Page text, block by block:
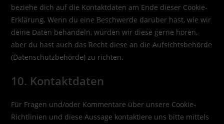
beziehe dich auf die Kontaktdaten am Ende dieser Cookie-
Erklärung. Wenn du eine Beschwerde darüber hast, wie wir
deine Daten behandeln, würden wir diese gerne hören,
aber du hast auch das Recht diese an die Aufsichtsbehörde
(Datenschutzbehörde) zu richten.
10. Kontaktdaten
Für Fragen und/oder Kommentare über unsere Cookie-
Richtlinien und diese Aussage kontaktiere uns bitte mittels